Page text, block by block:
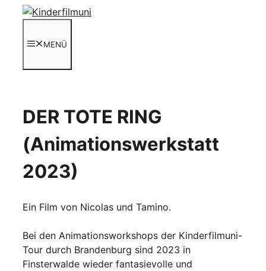
Zum
springenMENÜ
DER TOTE RING
(Animationswerkstatt
2023)
Ein Film von Nicolas und Tamino.
Bei den Animationsworkshops der Kinderfilmuni-
Tour durch Brandenburg sind 2023 in
Finsterwalde wieder fantasievolle und